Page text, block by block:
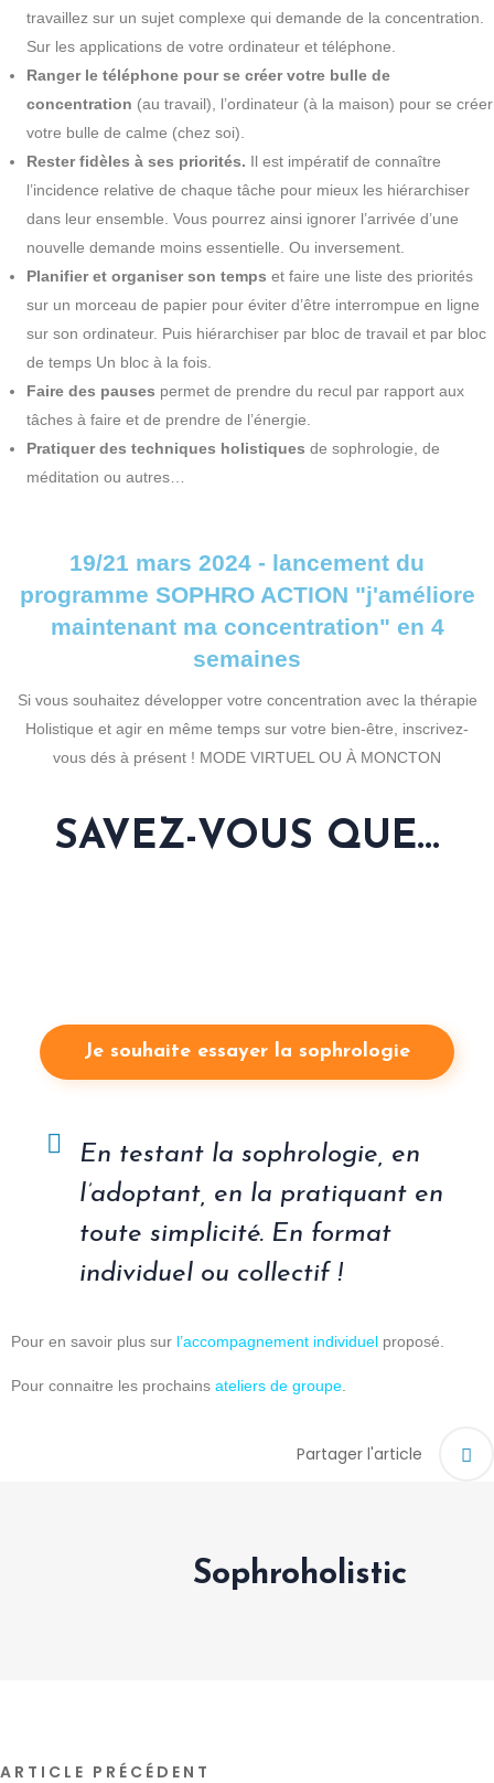
travaillez sur un sujet complexe qui demande de la concentration.
Sur les applications de votre ordinateur et téléphone.
Ranger le téléphone pour se créer votre bulle de
concentration (au travail), l’ordinateur (à la maison) pour se créer
votre bulle de calme (chez soi).
Rester fidèles à ses priorités. Il est impératif de connaître
l’incidence relative de chaque tâche pour mieux les hiérarchiser
dans leur ensemble. Vous pourrez ainsi ignorer l’arrivée d’une
nouvelle demande moins essentielle. Ou inversement.
Planifier et organiser son temps et faire une liste des priorités
sur un morceau de papier pour éviter d’être interrompue en ligne
sur son ordinateur. Puis hiérarchiser par bloc de travail et par bloc
de temps Un bloc à la fois.
Faire des pauses permet de prendre du recul par rapport aux
tâches à faire et de prendre de l’énergie.
Pratiquer des techniques holistiques de sophrologie, de
méditation ou autres…
19/21 mars 2024 - lancement du
programme SOPHRO ACTION "j'améliore
maintenant ma concentration" en 4
semaines
Si vous souhaitez développer votre concentration avec la thérapie
Holistique et agir en même temps sur votre bien-être, inscrivez-
vous dés à présent ! MODE VIRTUEL OU À MONCTON
SAVEZ-VOUS QUE...
Je souhaite essayer la sophrologie
En testant la sophrologie, en
l’adoptant, en la pratiquant en
toute simplicité. En format
individuel ou collectif !
Pour en savoir plus sur l’accompagnement individuel proposé.
Pour connaitre les prochains ateliers de groupe
Partager l'article
Sophroholistic
ARTICLE PRÉCÉDENT